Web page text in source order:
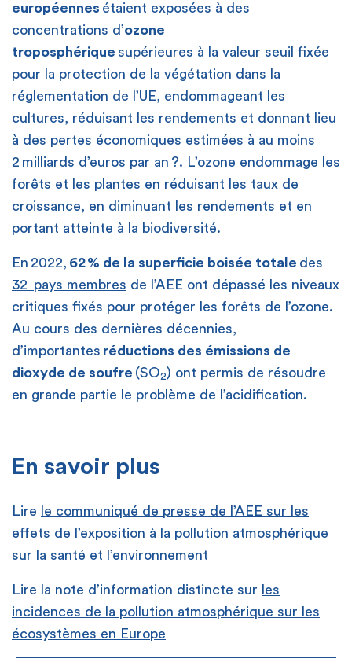
européennes étaient exposées à des
concentrations d’ozone
troposphérique supérieures à la valeur seuil fixée
pour la protection de la végétation dans la
réglementation de l’UE, endommageant les
cultures, réduisant les rendements et donnant lieu
à des pertes économiques estimées à au moins
2 milliards d’euros par an ?. L’ozone endommage les
forêts et les plantes en réduisant les taux de
croissance, en diminuant les rendements et en
portant atteinte à la biodiversité.
En 2022, 62 % de la superficie boisée totale des
32 pays membres de l’AEE ont dépassé les niveaux
critiques fixés pour protéger les forêts de l’ozone.
Au cours des dernières décennies,
d’importantes réductions des émissions de
dioxyde de soufre (SO2) ont permis de résoudre
en grande partie le problème de l’acidification.
En savoir plus
Lire
le communiqué de presse de l’AEE sur les
effets de l’exposition à la pollution atmosphérique
sur la santé et l’environnement
Lire la note d’information distincte sur
les
incidences de la pollution atmosphérique sur les
écosystèmes en Europe